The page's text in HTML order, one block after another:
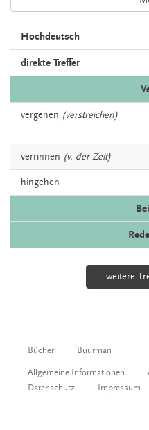
Hochdeutsch
direkte Treffer
vergehen (verstreichen)
verrinnen (v. der Zeit)
hingehen
weitere
Bücher Buurman
Allgemeine Informationen
Datenschutz
Impressum